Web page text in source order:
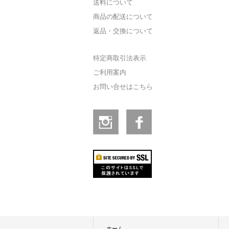
送料について
商品の配送について
返品・交換について
特定商取引法表示
ご利用案内
お問い合せはこちら